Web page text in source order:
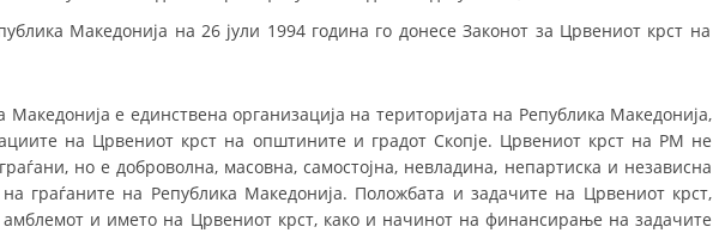
СТАТУТ НА ЦКРМ
Македонија на 26 јули 1994 година го донесе Законот за Црвениот крст на
Македонија е единствена организација на територијата на Република Македонија,
на Црвениот крст на општините и градот Скопје. Црвениот крст на РМ не
но е доброволна, масовна, самостојна, невладина, непартиска и независна
граѓаните на Република Македонија. Положбата и задачите на Црвениот крст,
и името на Црвениот крст, како и начинот на финансирање на задачите